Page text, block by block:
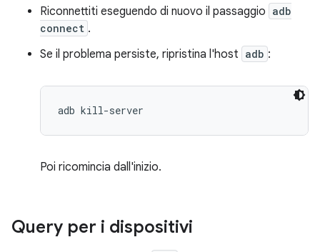
Riconnettiti eseguendo di nuovo il passaggio adb
connect .
Se il problema persiste, ripristina l'host adb :
Poi ricomincia dall'inizio.
Query per i dispositivi